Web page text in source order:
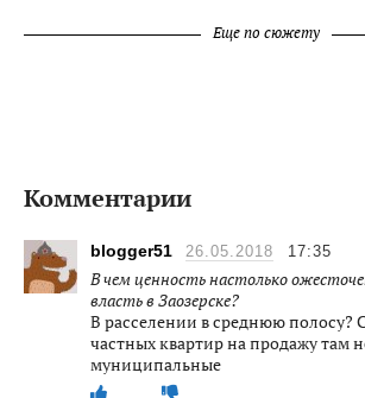
Еще по сюжету
Комментарии
blogger51 26.05.2018 17:35
В чем ценность настолько
власть в Заозерске?
В расселении в среднюю полосу?
частных квартир на продажу там
муниципальные